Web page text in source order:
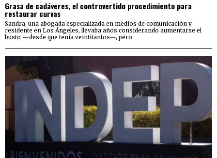
Grasa de cadáveres, el controvertido procedimiento para
restaurar curvas
Sandra, una abogada especializada en medios de comunicación y
residente en Los Ángeles, llevaba años considerando aumentarse el
busto —desde que tenía veintitantos—, pero